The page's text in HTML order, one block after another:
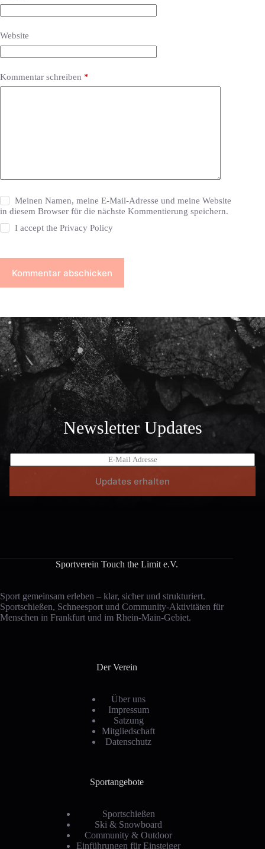
Website
Kommentar schreiben *
Meinen Namen, meine E-Mail-Adresse und meine Website
in diesem Browser für die nächste Kommentierung speichern.
I accept thePrivacy Policy
Kommentar abschicken
Newsletter Updates
-
i
Updates erhalten
Sportverein Touch the Limit e.V.
Sport gemeinsam erleben – klar, sicher und strukturiert.
Sportschießen, Schneesport und Community-Aktivitäten für
Menschen in Frankfurt und im Rhein-Main-Gebiet.
Der Verein
Über uns
Impressum
Satzung
Mitgliedschaft
Datenschutz
Sportangebote
Sportschießen
Ski & Snowboard
Community & Outdoor
Einführungen für Einsteiger